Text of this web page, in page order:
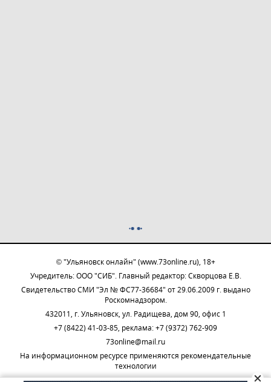
© "Ульяновск онлайн" (www.73online.ru), 18+
Учредитель: ООО "СИБ". Главный редактор: Скворцова Е.В.
Свидетельство СМИ "Эл № ФС77-36684" от 29.06.2009 г. выдано
Роскомнадзором.
432011, г. Ульяновск, ул. Радищева, дом 90, офис 1
+7 (8422) 41-03-85, реклама: +7 (9372) 762-909
73online@mail.ru
На информационном ресурсе применяются рекомендательные
технологии